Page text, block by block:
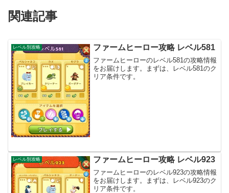
関連記事
レベル別攻略 ファームヒーロー攻略 レベル581
ファームヒーローのレベル581の攻略情報
をお届けします。まずは、レベル581のク
リア条件です。
レベル別攻略 ファームヒーロー攻略 レベル923
ファームヒーローのレベル923の攻略情報
をお届けします。まずは、レベル923のク
リア条件です。